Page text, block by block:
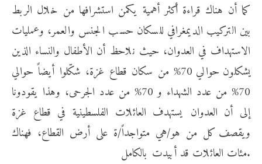
كما أن هناك قراءة أكثر أهمية يكمن استشرافها من خلال الربط
بين التركيب الديمغرافي للسكان حسب الجنس والعمر، وعمليات
الاستهداف في العدوان، حيث نلاحظ أن الأطفال والنساء الذين
يشكلون حوالي 70% من سكان قطاع غزة، شكّلوا أيضاً حوالي
70% من عدد الشهداء و 70% من عدد الجرحى، وهذا يقودونا
إلى أن العدوان يستهدف العائلات الفلسطينية في قطاع غزة
ويقصف كل من هو/هي متواجداً/ة على أرض القطاع، فهناك
مئات العائلات قد أبيدت بالكامل.